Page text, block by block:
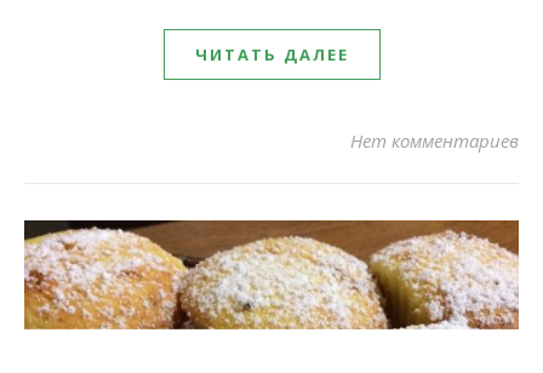
ЧИТАТЬ ДАЛЕЕ
Нет комментариев